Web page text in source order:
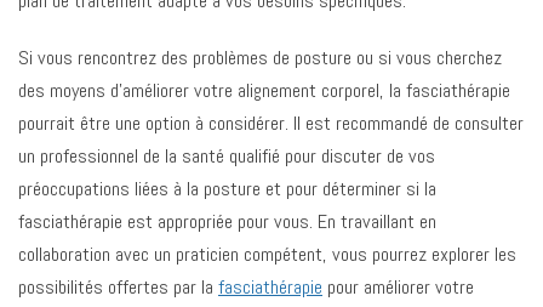
Si vous rencontrez des problèmes de posture ou si vous cherchez
des moyens d’améliorer votre alignement corporel, la fasciathérapie
pourrait être une option à considérer. Il est recommandé de consulter
un professionnel de la santé qualifié pour discuter de vos
préoccupations liées à la posture et pour déterminer si la
fasciathérapie est appropriée pour vous. En travaillant en
collaboration avec un praticien compétent, vous pourrez explorer les
possibilités offertes par la fasciathérapie pour améliorer votre